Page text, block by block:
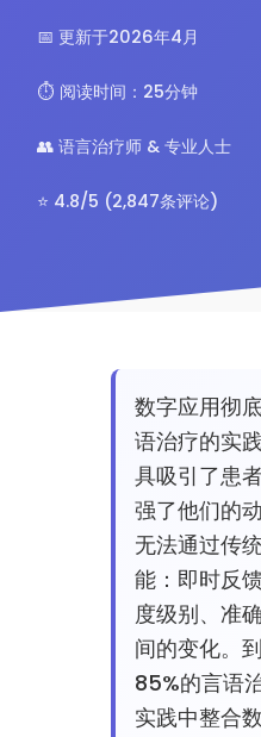
📅 更新于2026年4月
⏱️ 阅读时间：25分钟
👥 语言治疗师 & 专业人士
⭐ 4.8/5 (2,847条评论)
数字应用彻
语治疗的实
具吸引了患
强了他们的
无法通过传
能：即时反
度级别、准
间的变化。
85%的言语
实践中整合